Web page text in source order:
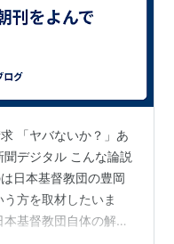
「ヤバないか？」あ
デジタル こんな論説
日本基督教団の豊岡
方を取材したいま
基督教団自体の解散